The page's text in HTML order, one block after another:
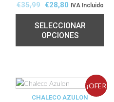
€35,99 €28,80 IVA Incluido
SELECCIONAR
OPCIONES
¡OFER
CHALECO AZULON